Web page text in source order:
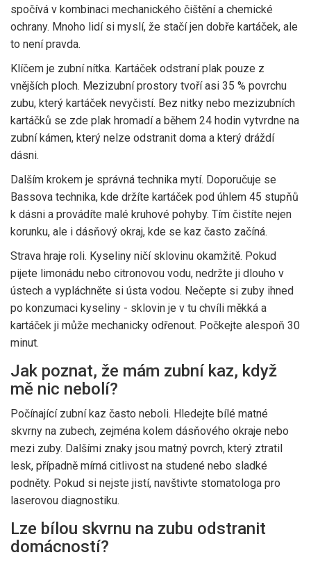
spočívá v kombinaci mechanického čištění a chemické
ochrany. Mnoho lidí si myslí, že stačí jen dobře kartáček, ale
to není pravda.
Klíčem je zubní nítka. Kartáček odstraní plak pouze z
vnějších ploch. Mezizubní prostory tvoří asi 35 % povrchu
zubu, který kartáček nevyčistí. Bez nitky nebo mezizubních
kartáčků se zde plak hromadí a během 24 hodin vytvrdne na
zubní kámen, který nelze odstranit doma a který dráždí
dásni.
Dalším krokem je správná technika mytí. Doporučuje se
Bassova technika, kde držíte kartáček pod úhlem 45 stupňů
k dásni a provádíte malé kruhové pohyby. Tím čistíte nejen
korunku, ale i dásňový okraj, kde se kaz často začíná.
Strava hraje roli. Kyseliny ničí sklovinu okamžitě. Pokud
pijete limonádu nebo citronovou vodu, nedržte ji dlouho v
ústech a vypláchněte si ústa vodou. Nečepte si zuby ihned
po konzumaci kyseliny - sklovin je v tu chvíli měkká a
kartáček ji může mechanicky odřenout. Počkejte alespoň 30
minut.
Jak poznat, že mám zubní kaz, když
mě nic nebolí?
Počínající zubní kaz často neboli. Hledejte bílé matné
skvrny na zubech, zejména kolem dásňového okraje nebo
mezi zuby. Dalšími znaky jsou matný povrch, který ztratil
lesk, případně mírná citlivost na studené nebo sladké
podněty. Pokud si nejste jistí, navštivte stomatologa pro
laserovou diagnostiku.
Lze bílou skvrnu na zubu odstranit
domácností?